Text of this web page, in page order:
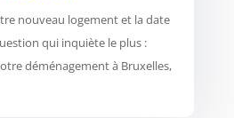
nouveau logement et la date
qui inquiète le plus :
déménagement à Bruxelles,